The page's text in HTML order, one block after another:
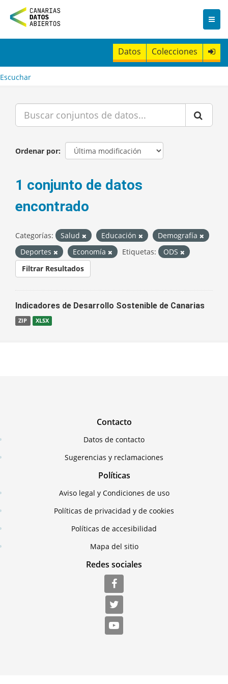
n
t
Datos Colecciones
Escuchar
Ordenar por
1 conjunto de datos
encontrado
Categorías: Salud Educación
Demografía
Deportes
Economía Etiquetas:
ODS
Filtrar Resultados
Indicadores de Desarrollo Sostenible de Canarias
ZIP XLSX
Contacto
Datos de contacto
Sugerencias y reclamaciones
Políticas
Aviso legal y Condiciones de uso
Políticas de privacidad y de cookies
Políticas de accesibilidad
Mapa del sitio
Redes sociales